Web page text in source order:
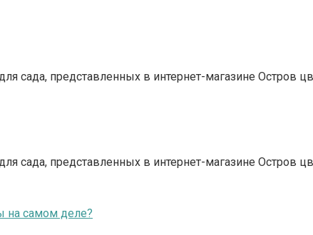
сада, представленных в интернет-магазине
сада, представленных в интернет-магазине
на самом деле?